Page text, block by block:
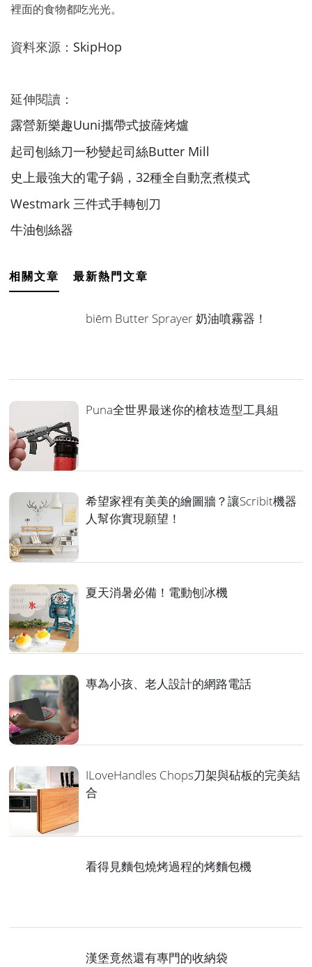
裡面的食物都吃光光。
資料來源： SkipHop
延伸閱讀：
露營新樂趣Uuni攜帶式披薩烤爐
起司刨絲刀一秒變起司絲Butter Mill
史上最強大的電子鍋，32種全自動烹煮模式
Westmark 三件式手轉刨刀
牛油刨絲器
相關文章 最新熱門文章
biēm Butter Sprayer 奶油噴霧器！
Puna全世界最迷你的槍枝造型工具組
希望家裡有美美的繪圖牆？讓Scribit機器
人幫你實現願望！
夏天消暑必備！電動刨冰機
專為小孩、老人設計的網路電話
ILoveHandles Chops刀架與砧板的完美結
合
看得見麵包燒烤過程的烤麵包機
漢堡竟然還有專門的收納袋